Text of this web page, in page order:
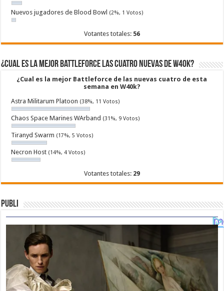
Nuevos jugadores de Blood Bowl (2%, 1 Votos)
Votantes totales: 56
¿Cual es la mejor Battleforce las cuatro nuevas de W40k?
¿Cual es la mejor Battleforce de las nuevas cuatro de esta
semana en W40k?
Astra Militarum Platoon (38%, 11 Votos)
Chaos Space Marines WArband (31%, 9 Votos)
Tiranyd Swarm (17%, 5 Votos)
Necron Host (14%, 4 Votos)
Votantes totales: 29
Publi